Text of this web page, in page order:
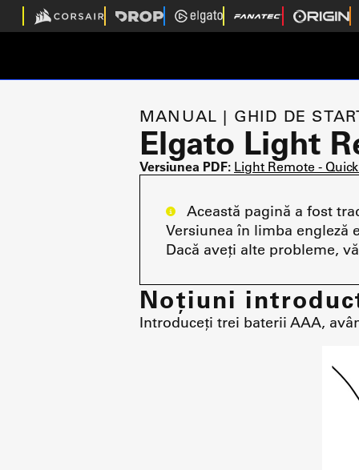
MANUAL | GHID DE
Elgato Light
Versiunea PDF: Light Remote -
Această pagină a fost
Versiunea în limba engleză
Dacă aveți alte probleme,
Noțiuni
Introduceți trei baterii AAA,